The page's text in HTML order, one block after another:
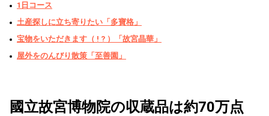
1日コース
土産探しに立ち寄りたい「多寶格」
宝物をいただきます（ ! ? ）「故宮晶華」
屋外をのんびり散策「至善園」
國立故宮博物院の収蔵品は約70万点